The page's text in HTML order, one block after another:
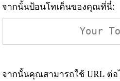
จากนั้นป้อนโทเค็นของคุณที่นี่:
จากนั้นคุณสามารถใช้ URL ต่อ